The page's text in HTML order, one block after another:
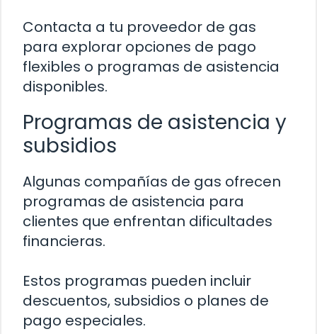
Contacta a tu proveedor de gas
para explorar opciones de pago
flexibles o programas de asistencia
disponibles.
Programas de asistencia y
subsidios
Algunas compañías de gas ofrecen
programas de asistencia para
clientes que enfrentan dificultades
financieras.
Estos programas pueden incluir
descuentos, subsidios o planes de
pago especiales.